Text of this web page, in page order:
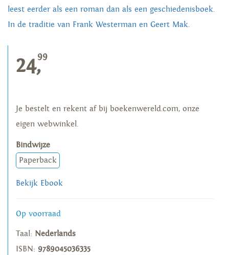
leest eerder als een roman dan als een geschiedenisboek.
In de traditie van Frank Westerman en Geert Mak.
24,99
Je bestelt en rekent af bij boekenwereld.com, onze
eigen webwinkel.
Bindwijze
Paperback
Bekijk Ebook
Op voorraad
Taal: Nederlands
ISBN: 9789045036335